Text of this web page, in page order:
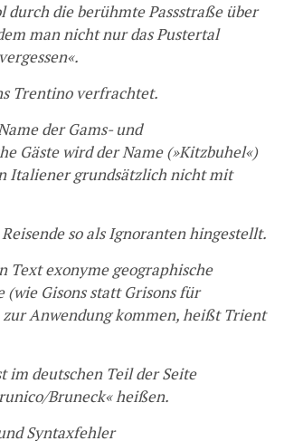
die berühmte Passstraße über
man nicht nur das Pustertal
Trentino verfrachtet.
der Gams- und
Gäste wird der Name (»Kitzbuhel«)
Italiener grundsätzlich nicht mit
so als Ignoranten hingestellt.
Text exonyme geographische
Gisons statt Grisons für
Anwendung kommen, heißt Trient
im deutschen Teil der Seite
Bruneck« heißen.
Syntaxfehler